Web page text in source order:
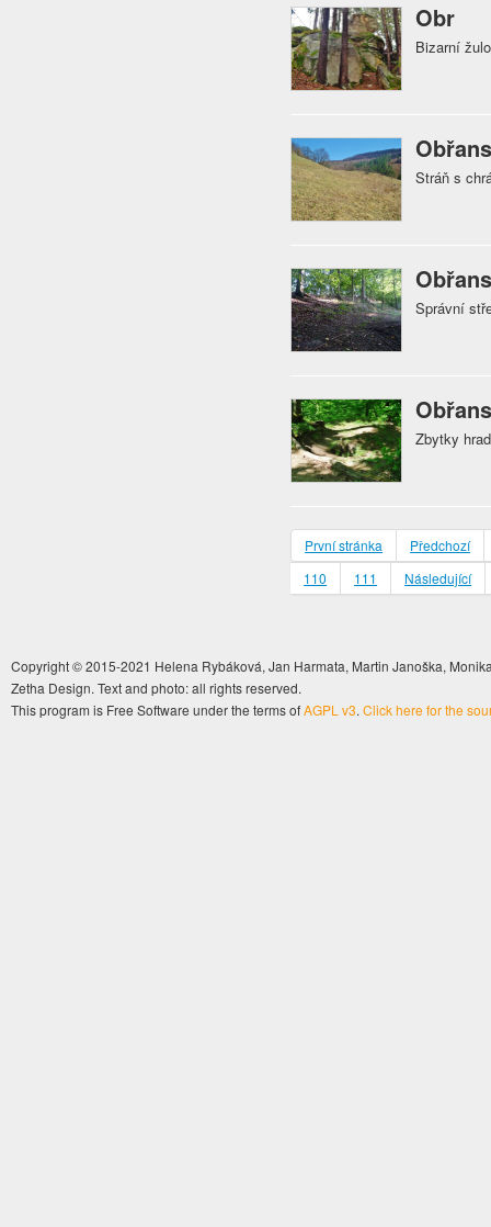
Obr
Bizarní
Stráň s
Správní
Zbytky
První stránka
Předchozí
110
111 Následující
Copyright © 2015-2021 Helena Rybáková, Jan Harmata, Martin Janoška,
Zetha Design. Text and photo: all rights reserved.
This program is Free Software under the terms ofAGPL v3. Click here for the